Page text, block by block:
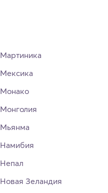
Мартиника
Мексика
Монако
Монголия
Мьянма
Намибия
Непал
Новая Зеландия